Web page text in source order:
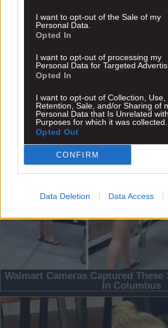
I want to opt-out of the Sale of my
Personal Data.
Opted In
I want to opt-out of processing my
Personal Data for Targeted
Opted In
I want to opt-out of Collection, Use,
Retention, Sale, and/or Sharing of
Personal Data that Is Unrelated
Purposes for which it was collected.
Opted Out
CONFIRM
Data Deletion Data Access